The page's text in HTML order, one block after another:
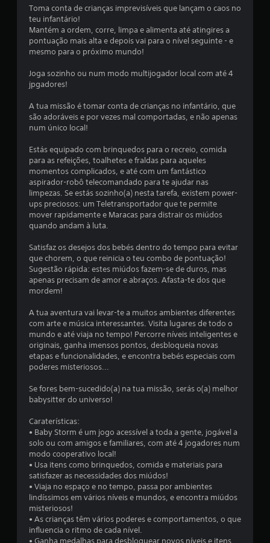
m
u
o
a
d
e
2
5
c
l
a
s
i
i
c
Toma conta de crianças imprevisíveis que lançam o caos no
teu infantário!
Mantém a ordem, corre, limpa e alimenta até atingires a
pontuação mais alta e depois vai para o nível seguinte - e
mesmo para o próximo mundo!
Joga sozinho ou num modo multijogador local com até 4
jpgadores!
A tua missão é tomar conta de crianças no infantário, que
são adoráveis e por vezes mal comportadas, e não apenas
num único local!
Estás equipado com brinquedos para o recreio, comida
para as refeições, toalhetes e fraldas para aqueles
momentos complicados, e até com um fantástico
aspirador-robô telecomandado para te ajudar nas
limpezas. Se estás sozinho(a) nesta tarefa, existem power-
ups preciosos: um Teletransportador que te permite
mover rapidamente e Maracas para distrair os miúdos
quando andam à luta.
Satisfaz os desejos dos bebés dentro do tempo para evitar
que chorem, o que reinicia o teu combo de pontuação!
Sugestão rápida: estes miúdos fazem-se de duros, mas
apenas precisam de amor e abraços. Afasta-te dos que
mordem!
A tua aventura vai levar-te a muitos ambientes diferentes
com arte e música interessantes. Visita lugares de todo o
mundo e até viaja no tempo! Percorre níveis inteligentes e
originais, ganha imensos pontos, desbloqueia novas
etapas e funcionalidades, e encontra bebés especiais com
poderes misteriosos...
Se fores bem-sucedido(a) na tua missão, serás o(a) melhor
babysitter do universo!
Caraterísticas:
• Baby Storm é um jogo acessível a toda a gente, jogável a
solo ou com amigos e familiares, com até 4 jogadores num
modo cooperativo local!
• Usa itens como brinquedos, comida e materiais para
satisfazer as necessidades dos miúdos!
• Viaja no espaço e no tempo, passa por ambientes
lindíssimos em vários níveis e mundos, e encontra miúdos
misteriosos!
• As crianças têm vários poderes e comportamentos, o que
influencia o ritmo de cada nível.
• Ganha medalhas para desbloquear novos níveis e itens